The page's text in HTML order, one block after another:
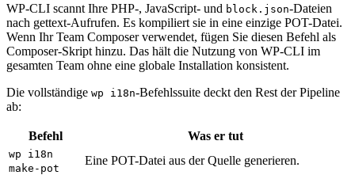
WP-CLI scannt Ihre PHP-, JavaScript- und block.json-Dateien
nach gettext-Aufrufen. Es kompiliert sie in eine einzige POT-Datei.
Wenn Ihr Team Composer verwendet, fügen Sie diesen Befehl als
Composer-Skript hinzu. Das hält die Nutzung von WP-CLI im
gesamten Team ohne eine globale Installation konsistent.
Die vollständige wp i18n-Befehlssuite deckt den Rest der Pipeline
ab:
Befehl Was er tut
wp i18n
make-pot
Eine POT-Datei aus der Quelle generieren.